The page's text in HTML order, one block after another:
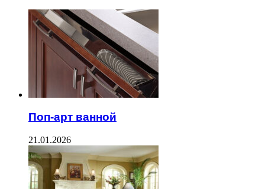
Поп-арт ванной
21.01.2026